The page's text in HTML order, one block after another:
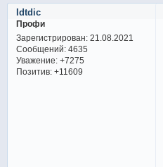
Idtdic
Профи
Зарегистрирован: 21.08.2021
Сообщений:4635
Уважение: +7275
Позитив: +11609